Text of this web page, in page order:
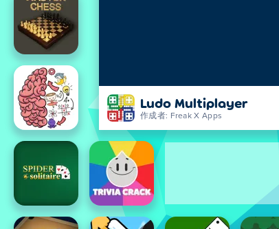
Ludo Multiplayer
作成者: Freak X Apps